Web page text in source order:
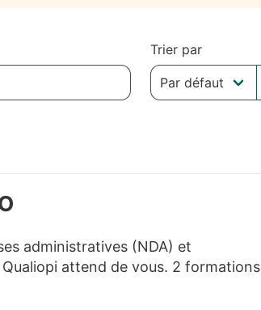
Trier par
administratives (NDA) et
attend de vous. 2 formations